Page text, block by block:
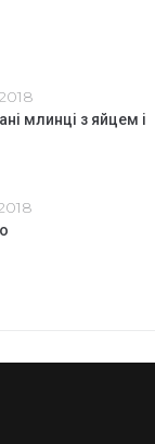
млинці з яйцем і